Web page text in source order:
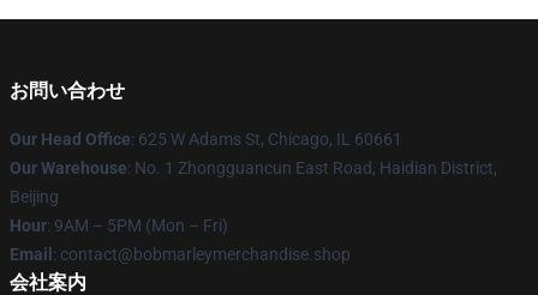
お問い合わせ
Our Head Office: 625 W Adams St, Chicago, IL 60661
Our Warehouse: No. 1 Zhongguancun East Road, Haidian District,
Beijing
Hour: 9AM – 5PM (Mon – Fri)
Email : contact@bobmarleymerchandise.shop
会社案内